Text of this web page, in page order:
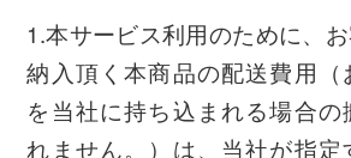
1.本サービス利用のために、
納入頂く本商品の配送費用（
を当社に持ち込まれる場合の
れません。）は、当社が指定